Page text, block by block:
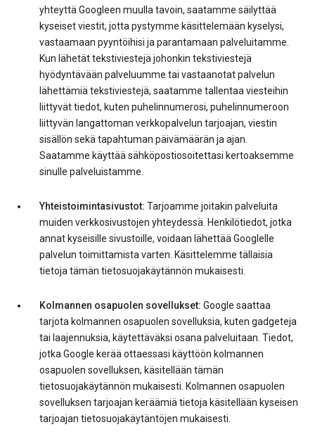
yhteyttä Googleen muulla tavoin, saatamme säilyttää
kyseiset viestit, jotta pystymme käsittelemään kyselysi,
vastaamaan pyyntöihisi ja parantamaan palveluitamme.
Kun lähetät tekstiviestejä johonkin tekstiviestejä
hyödyntävään palveluumme tai vastaanotat palvelun
lähettämiä tekstiviestejä, saatamme tallentaa viesteihin
liittyvät tiedot, kuten puhelinnumerosi, puhelinnumeroon
liittyvän langattoman verkkopalvelun tarjoajan, viestin
sisällön sekä tapahtuman päivämäärän ja ajan.
Saatamme käyttää sähköpostiosoitettasi kertoaksemme
sinulle palveluistamme.
Yhteistoimintasivustot: Tarjoamme joitakin palveluita
muiden verkkosivustojen yhteydessä. Henkilötiedot, jotka
annat kyseisille sivustoille, voidaan lähettää Googlelle
palvelun toimittamista varten. Käsittelemme tällaisia
tietoja tämän tietosuojakäytännön mukaisesti.
Kolmannen osapuolen sovellukset: Google saattaa
tarjota kolmannen osapuolen sovelluksia, kuten gadgeteja
tai laajennuksia, käytettäväksi osana palveluitaan. Tiedot,
jotka Google kerää ottaessasi käyttöön kolmannen
osapuolen sovelluksen, käsitellään tämän
tietosuojakäytännön mukaisesti. Kolmannen osapuolen
sovelluksen tarjoajan keräämiä tietoja käsitellään kyseisen
tarjoajan tietosuojakäytäntöjen mukaisesti.